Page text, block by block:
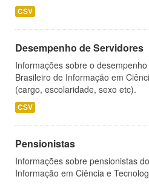
CSV
Desempenho de Servidores
Informações sobre o
Brasileiro de Informação em
(cargo, escolaridade, sexo etc).
CSV
Pensionistas
Informações sobre pensionistas
Informação em Ciência e